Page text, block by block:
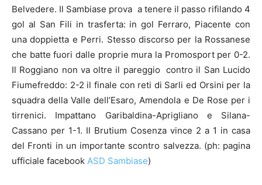
Belvedere. Il Sambiase prova a tenere il passo rifilando 4
gol al San Fili in trasferta: in gol Ferraro, Piacente con
una doppietta e Perri. Stesso discorso per la Rossanese
che batte fuori dalle proprie mura la Promosport per 0-2.
Il Roggiano non va oltre il pareggio contro il San Lucido
Fiumefreddo: 2-2 il finale con reti di Sarli ed Orsini per la
squadra della Valle dell’Esaro, Amendola e De Rose per i
tirrenici. Impattano Garibaldina-Aprigliano e Silana-
Cassano per 1-1. Il Brutium Cosenza vince 2 a 1 in casa
del Fronti in un importante scontro salvezza. (ph: pagina
ufficiale facebook ASD Sambiase)